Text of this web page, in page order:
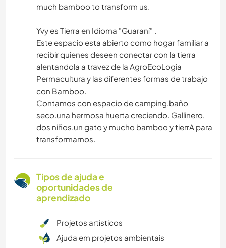
much bamboo to transform us.
Yvy es Tierra en Idioma "Guaraní" .
Este espacio esta abierto como hogar familiar a
recibir quienes deseen conectar con la tierra
alentandola a travez de la AgroEcoLogia
Permacultura y las diferentes formas de trabajo
con Bamboo.
Contamos con espacio de camping.baño
seco.una hermosa huerta creciendo. Gallinero,
dos niños.un gato y mucho bamboo y tierrA para
transformarnos.
Tipos de ajuda e
oportunidades de
aprendizado
Projetos artísticos
Ajuda em projetos ambientais